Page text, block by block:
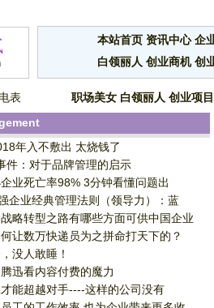
本站首页 资讯中心 企
白领丽人 创业商机 创
表 职场美女 白领丽人 创业项目
年入不敷出 太烧钱了
件：对于品牌管理的启示
业死亡率98% 3分钟看懂问题出
企业经典管理法则（领导力）：蓝
略转型之路有哪些方面可供中国企业
让数万快递员为之拼命打天下的？
没人敢睡！
迅看内容付费的魔力
能超越对手----这样的公司没有